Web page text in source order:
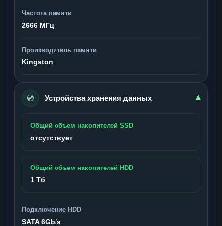
Частота памяти
2666 МГц
Производитель памяти
Kingston
💿 Устройства хранения данных ▾
Общий объем накопителей SSD
отсутствует
Общий объем накопителей HDD
1 Тб
Подключение HDD
SATA 6Gb/s